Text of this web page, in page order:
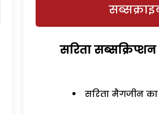
सरिता
सरिता मैगजीन